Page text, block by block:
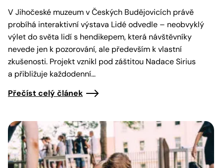
V Jihočeské muzeum v Českých Budějovicích právě
probíhá interaktivní výstava Lidé odvedle – neobvyklý
výlet do světa lidí s hendikepem, která návštěvníky
nevede jen k pozorování, ale především k vlastní
zkušenosti. Projekt vznikl pod záštitou Nadace Sirius
a přibližuje každodenní…
Přečíst celý článek